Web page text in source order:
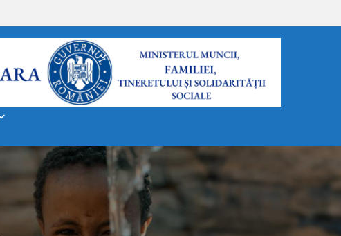
FORMULARE